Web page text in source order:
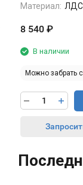
Материал:
8 540 ₽
В наличии
Можно забрать